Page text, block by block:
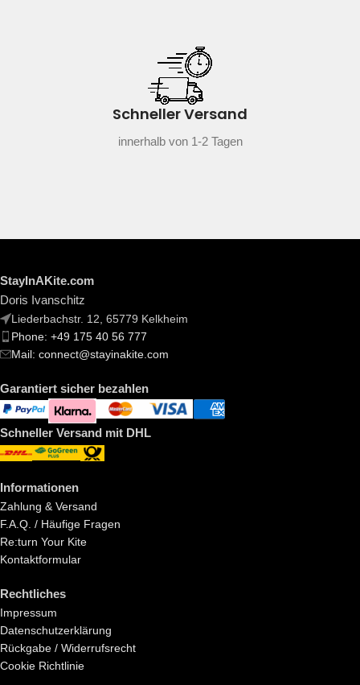
Schneller Versand
innerhalb von 1-2 Tagen
StayInAKite.com
Doris Ivanschitz
Liederbachstr. 12, 65779 Kelkheim
Phone: +49 175 40 56 777
Mail: connect@stayinakite.com
Garantiert sicher bezahlen
Schneller Versand mit DHL
Informationen
Zahlung & Versand
F.A.Q. / Häufige Fragen
Re:turn Your Kite
Kontaktformular
Rechtliches
Impressum
Datenschutzerklärung
Rückgabe / Widerrufsrecht
Cookie Richtlinie